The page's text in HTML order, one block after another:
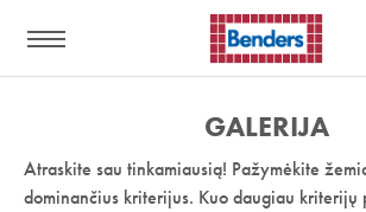
nuoroda:
GALERIJA
Atraskite sau tinkamiausią! Pažymėkite
dominančius kriterijus. Kuo daugiau kriterijų